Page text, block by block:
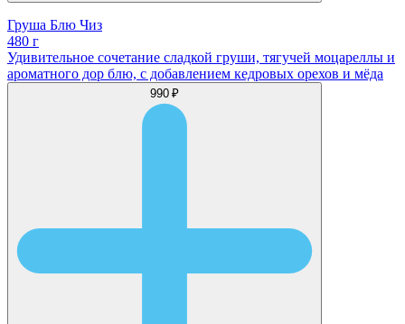
Груша Блю Чиз
480 г
Удивительное сочетание сладкой груши, тягучей моцареллы и
ароматного дор блю, с добавлением кедровых орехов и мёда
990 ₽